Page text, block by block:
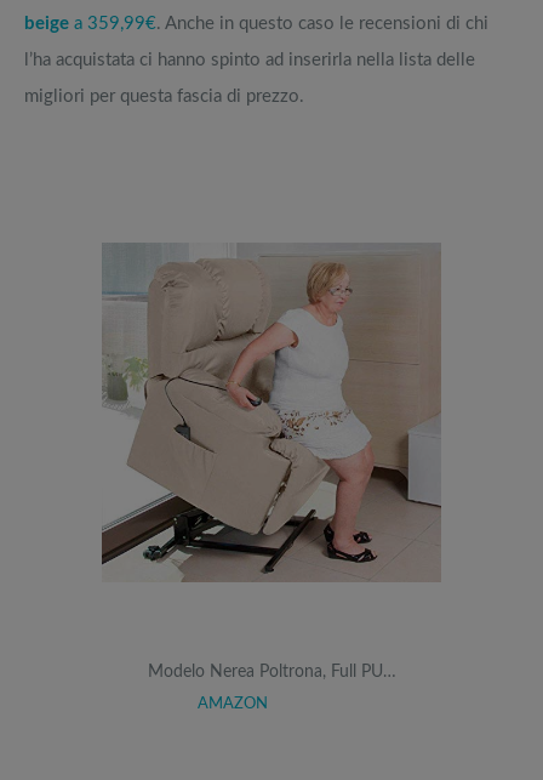
beige a 359,99€. Anche in questo caso le recensioni di chi
l’ha acquistata ci hanno spinto ad inserirla nella lista delle
migliori per questa fascia di prezzo.
Modelo Nerea Poltrona, Full PU…
AMAZON